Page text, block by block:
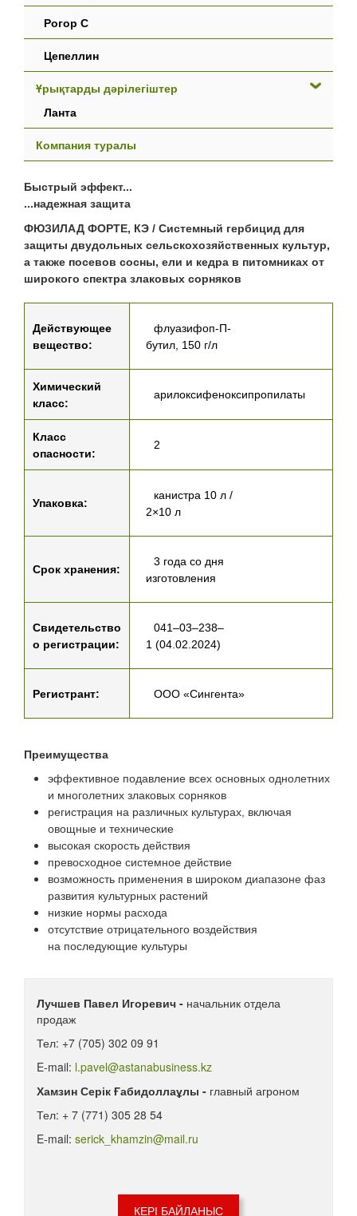
Рогор С
Цепеллин
Ұрықтарды дәрілегіштер
Ланта
Компания туралы
Быстрый эффект...
...надежная защита
ФЮЗИЛАД ФОРТЕ, КЭ / Системный гербицид для
защиты двудольных сельскохозяйственных культур,
а также посевов сосны, ели и кедра в питомниках от
широкого спектра злаковых сорняков
Действующее
вещество:
флуазифоп-П-
бутил, 150 г/л
Химический
класс:
арилоксифеноксипропилаты
Класс
опасности:
2
Упаковка:
канистра 10 л /
2×10 л
Срок хранения:
3 года со дня
изготовления
Свидетельство
о регистрации:
041–03–238–
1 (04.02.2024)
Регистрант: ООО «Сингента»
Преимущества
эффективное подавление всех основных однолетних
и многолетних злаковых сорняков
регистрация на различных культурах, включая
овощные и технические
высокая скорость действия
превосходное системное действие
возможность применения в широком диапазоне фаз
развития культурных растений
низкие нормы расхода
отсутствие отрицательного воздействия
на последующие культуры
Лучшев Павел Игоревич - начальник отдела
продаж
Тел: +7 (705) 302 09 91
E-mail: l.pavel@astanabusiness.kz
Хамзин Серік Ғабидоллаұлы - главный агроном
Тел: + 7 (771) 305 28 54
E-mail: serick_khamzin@mail.ru
КЕРІ БАЙЛАНЫС